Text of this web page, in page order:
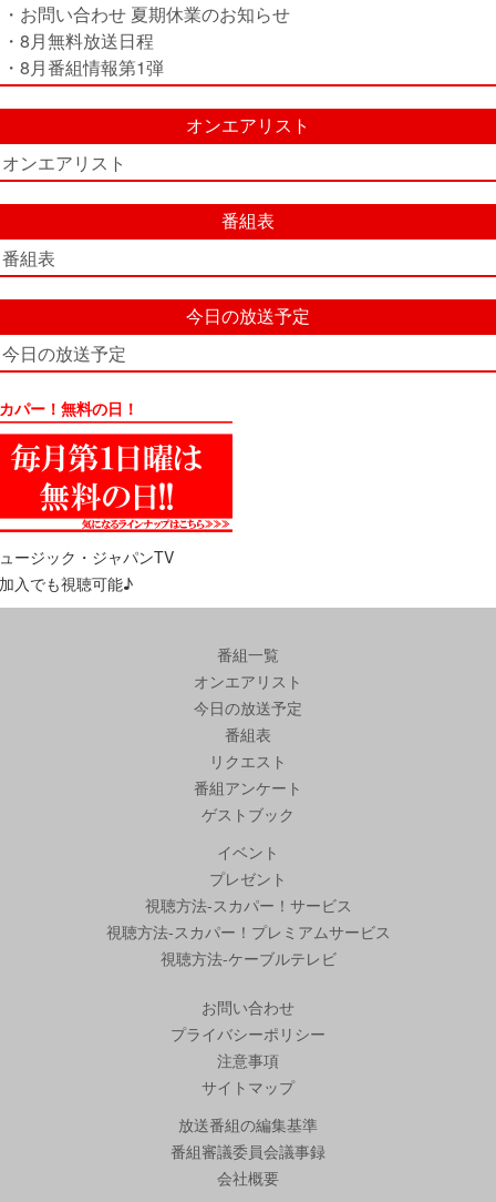
・お問い合わせ 夏期休業のお知らせ
・8月無料放送日程
・8月番組情報第1弾
オンエアリスト
オンエアリスト
番組表
番組表
今日の放送予定
今日の放送予定
パー！無料の日！
ージック・ジャパンTV
入でも視聴可能♪
番組一覧
オンエアリスト
今日の放送予定
番組表
リクエスト
番組アンケート
ゲストブック
イベント
プレゼント
視聴方法-スカパー！サービス
視聴方法-スカパー！プレミアムサービス
視聴方法-ケーブルテレビ
お問い合わせ
プライバシーポリシー
注意事項
サイトマップ
放送番組の編集基準
番組審議委員会議事録
会社概要